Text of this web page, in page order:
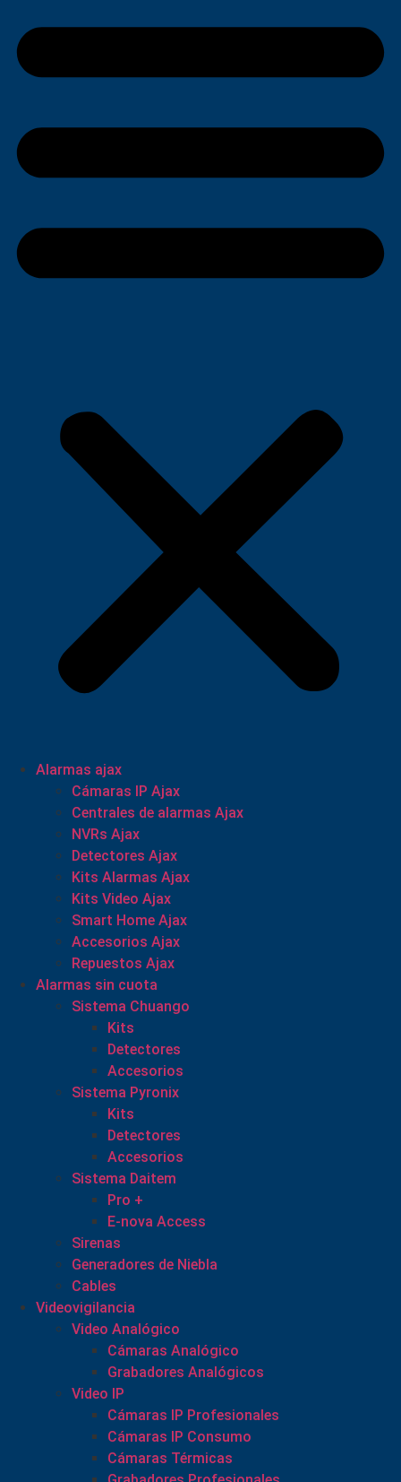
Alarmas ajax
Cámaras IP Ajax
Centrales de alarmas Ajax
NVRs Ajax
Detectores Ajax
Kits Alarmas Ajax
Kits Video Ajax
Smart Home Ajax
Accesorios Ajax
Repuestos Ajax
Alarmas sin cuota
Sistema Chuango
Kits
Detectores
Accesorios
Sistema Pyronix
Kits
Detectores
Accesorios
Sistema Daitem
Pro +
E-nova Access
Sirenas
Generadores de Niebla
Cables
Videovigilancia
Video Analógico
Cámaras Analógico
Grabadores Analógicos
Video IP
Cámaras IP Profesionales
Cámaras IP Consumo
Cámaras Térmicas